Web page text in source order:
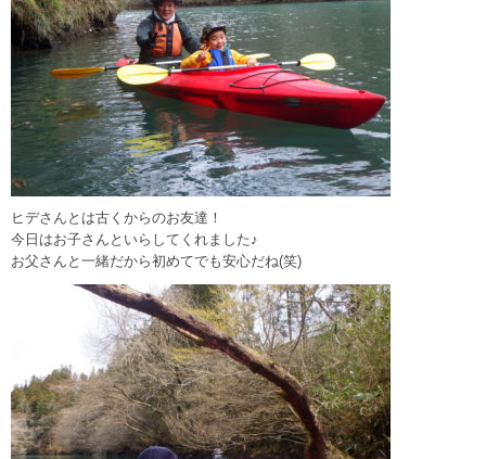
ヒデさんとは古くからのお友達！
今日はお子さんといらしてくれました♪
お父さんと一緒だから初めてでも安心だね(笑)